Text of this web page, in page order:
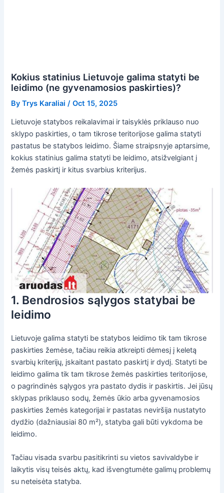
Kokius statinius Lietuvoje galima statyti be
leidimo (ne gyvenamosios paskirties)?
ByTrys Karaliai /Oct 15, 2025
Lietuvoje statybos reikalavimai ir taisyklės priklauso nuo
sklypo paskirties, o tam tikrose teritorijose galima statyti
pastatus be statybos leidimo. Šiame straipsnyje aptarsime,
kokius statinius galima statyti be leidimo, atsižvelgiant į
žemės paskirtį ir kitus svarbius kriterijus.
1. Bendrosios sąlygos statybai be
leidimo
Lietuvoje galima statyti be statybos leidimo tik tam tikrose
paskirties žemėse, tačiau reikia atkreipti dėmesį į keletą
svarbių kriterijų, įskaitant pastato paskirtį ir dydį. Statyti be
leidimo galima tik tam tikrose žemės paskirties teritorijose,
o pagrindinės sąlygos yra pastato dydis ir paskirtis. Jei jūsų
sklypas priklauso sodų, žemės ūkio arba gyvenamosios
paskirties žemės kategorijai ir pastatas neviršija nustatyto
dydžio (dažniausiai 80 m²), statyba gali būti vykdoma be
leidimo.
Tačiau visada svarbu pasitikrinti su vietos savivaldybe ir
laikytis visų teisės aktų, kad išvengtumėte galimų problemų
su neteisėta statyba.